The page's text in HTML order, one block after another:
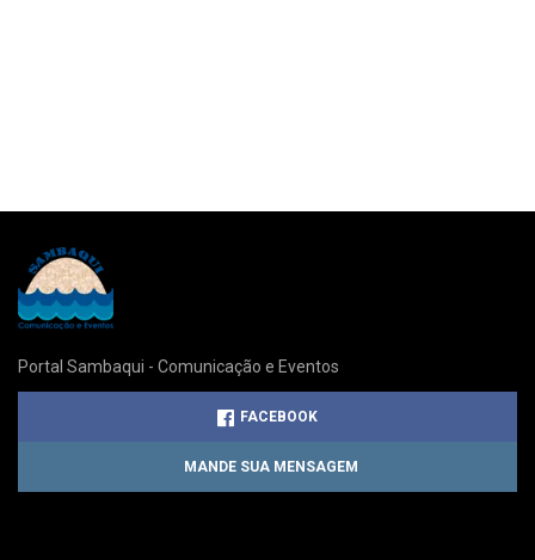
Portal Sambaqui - Comunicação e Eventos
FACEBOOK
MANDE SUA MENSAGEM